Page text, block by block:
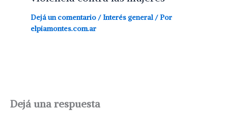
Dejá un comentario / Interés general/ Por
elpiamontes.com.ar
Dejá una respuesta